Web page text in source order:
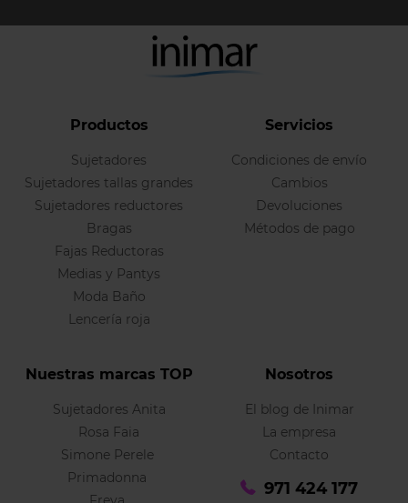
Productos
Sujetadores
Sujetadores tallas grandes
Sujetadores reductores
Bragas
Fajas Reductoras
Medias y Pantys
Moda Baño
Lencería roja
Servicios
Condiciones de envío
Cambios
Devoluciones
Métodos de pago
Nuestras marcas TOP
Sujetadores Anita
Rosa Faia
Simone Perele
Primadonna
Nosotros
El blog de Inimar
La empresa
Contacto
971 424 177